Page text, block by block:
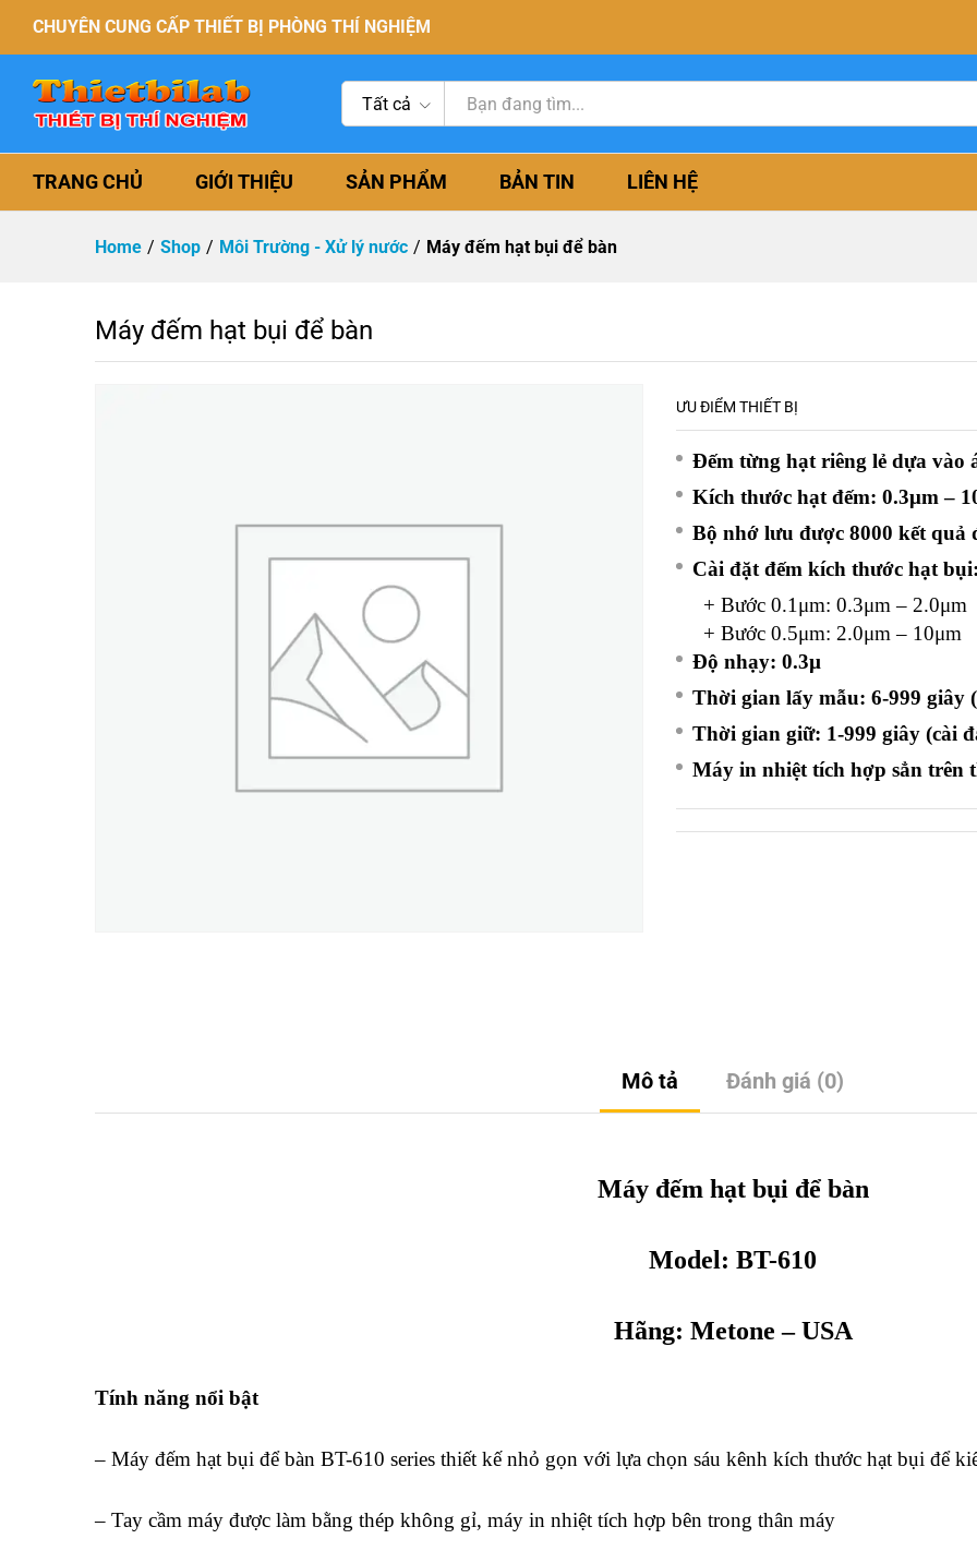
CHUYÊN CUNG CẤP THIẾT BỊ PHÒNG THÍ NGHIỆM
Tất cả
TRANG CHỦ GIỚI THIỆU SẢN PHẨM BẢN TIN LIÊN HỆ
Home / Shop / Môi Trường - Xử lý nước / Máy đếm hạt bụi để bàn
Máy đếm hạt bụi để bàn
ƯU ĐIỂM THIẾT BỊ
Đếm từng hạt riêng lẻ dựa vào
Kích thước hạt đếm: 0.3μm –
Bộ nhớ lưu được 8000 kết quả
Cài đặt đếm kích thước hạt bụi:
+ Bước 0.1μm: 0.3μm – 2.0μm
+ Bước 0.5μm: 2.0μm – 10μm
Độ nhạy: 0.3µ
Thời gian lấy mẫu: 6-999 giây
Thời gian giữ: 1-999 giây (cài
Máy in nhiệt tích hợp sẳn trên
Mô tả Đánh giá (0)
Máy đếm hạt bụi để bàn
Model: BT-610
Hãng: Metone – USA
Tính năng nổi bật
– Máy đếm hạt bụi để bàn BT-610 series thiết kế nhỏ gọn với lựa chọn sáu kênh kích thước hạt bụi để
– Tay cầm máy được làm bằng thép không gỉ, máy in nhiệt tích hợp bên trong thân máy